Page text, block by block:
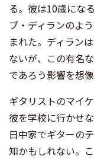
る。彼は10歳にな
ブ・ディランのよ
まれた。ディラン
ないが、この有名
であろう影響を想
ギタリストのマイ
彼を学校に行かせ
日中家でギターの
知かもしれない。